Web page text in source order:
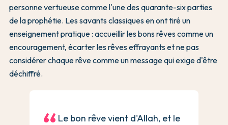
personne vertueuse comme l'une des quarante-six parties
de la prophétie. Les savants classiques en ont tiré un
enseignement pratique : accueillir les bons rêves comme un
encouragement, écarter les rêves effrayants et ne pas
considérer chaque rêve comme un message qui exige d'être
déchiffré.
Le bon rêve vient d'Allah, et le